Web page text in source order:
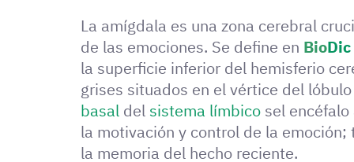
La amígdala es una zona cerebral
de las emociones. Se define en BioDic
la superficie inferior del hemisferio
grises situados en el vértice del
basal del sistema límbico sel
la motivación y control de la
la memoria del hecho reciente.